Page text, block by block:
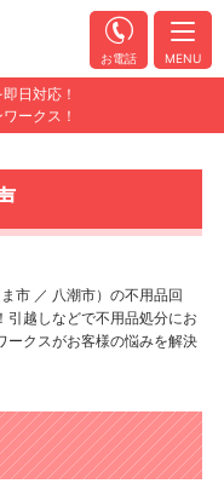
日対応！
ークス！
お電話 MENU
市 ／ 八潮市）の不用品回
引越しなどで不用品処分にお
ークスがお客様の悩みを解決